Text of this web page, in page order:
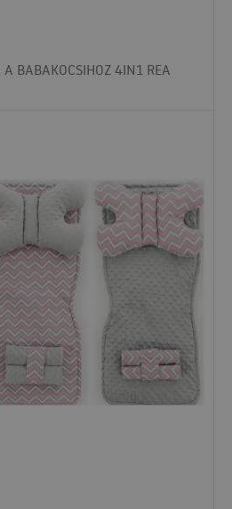
A BABAKOCSIHOZ 4IN1 REA